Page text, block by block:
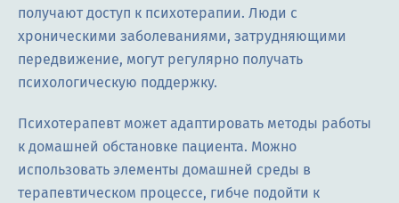
получают доступ к психотерапии. Люди с
хроническими заболеваниями, затрудняющими
передвижение, могут регулярно получать
психологическую поддержку.
Психотерапевт может адаптировать методы работы
к домашней обстановке пациента. Можно
использовать элементы домашней среды в
терапевтическом процессе, гибче подойти к